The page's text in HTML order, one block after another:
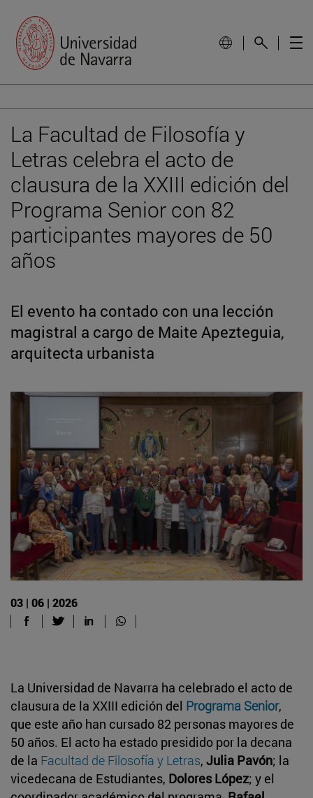
La Facultad de Filosofía y
Letras celebra el acto de
clausura de la XXIII edición del
Programa Senior con 82
participantes mayores de 50
años
El evento ha contado con una lección
magistral a cargo de Maite Apezteguia,
arquitecta urbanista
03 | 06 | 2026
La Universidad de Navarra ha celebrado el acto de
clausura de la XXIII edición del Programa Senior,
que este año han cursado 82 personas mayores de
50 años. El acto ha estado presidido por la decana
de la Facultad de Filosofía y Letras, Julia Pavón; la
vicedecana de Estudiantes, Dolores López; y el